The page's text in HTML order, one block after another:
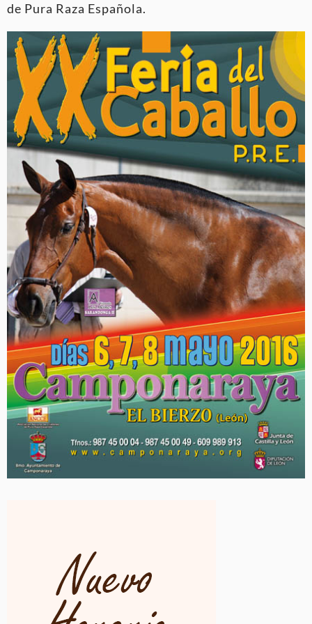
de Pura Raza Española.